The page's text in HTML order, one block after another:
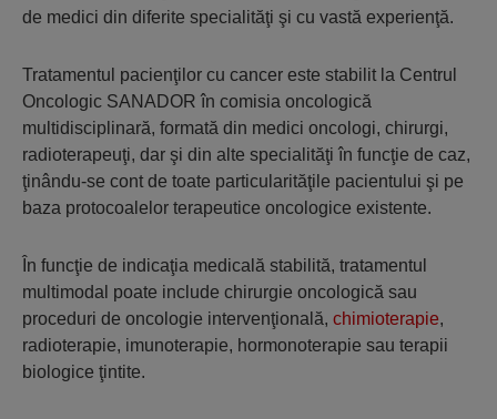
de medici din diferite specialităţi şi cu vastă experienţă.
Tratamentul pacienţilor cu cancer este stabilit la Centrul
Oncologic SANADOR în comisia oncologică
multidisciplinară, formată din medici oncologi, chirurgi,
radioterapeuţi, dar şi din alte specialităţi în funcţie de caz,
ţinându-se cont de toate particularităţile pacientului şi pe
baza protocoalelor terapeutice oncologice existente.
În funcţie de indicaţia medicală stabilită, tratamentul
multimodal poate include chirurgie oncologică sau
proceduri de oncologie intervenţională, chimioterapie,
radioterapie, imunoterapie, hormonoterapie sau terapii
biologice ţintite.